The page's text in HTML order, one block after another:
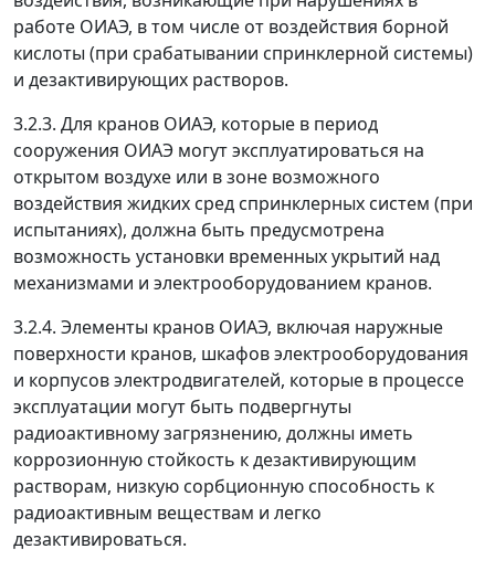
работе ОИАЭ, в том числе от воздействия борной
кислоты (при срабатывании спринклерной системы)
и дезактивирующих растворов.
3.2.3. Для кранов ОИАЭ, которые в период
сооружения ОИАЭ могут эксплуатироваться на
открытом воздухе или в зоне возможного
воздействия жидких сред спринклерных систем (при
испытаниях), должна быть предусмотрена
возможность установки временных укрытий над
механизмами и электрооборудованием кранов.
3.2.4. Элементы кранов ОИАЭ, включая наружные
поверхности кранов, шкафов электрооборудования
и корпусов электродвигателей, которые в процессе
эксплуатации могут быть подвергнуты
радиоактивному загрязнению, должны иметь
коррозионную стойкость к дезактивирующим
растворам, низкую сорбционную способность к
радиоактивным веществам и легко
дезактивироваться.